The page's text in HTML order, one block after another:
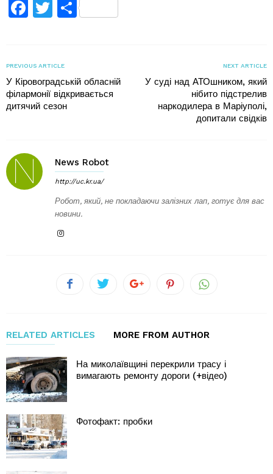
Facebook
TwitterПоділитися
PREVIOUS ARTICLE
У Кіровоградській обласній
філармонії відкривається
дитячий сезон
NEXT ARTICLE
У суді над АТОшником, який
нібито підстрелив
наркодилера в Маріуполі,
допитали свідків
News Robot
http://uc.kr.ua/
Робот, який, не покладаючи залізних лап, готує для вас
новини.
RELATED ARTICLES MORE FROM AUTHOR
На миколаївщині перекрили трасу і
вимагають ремонту дороги (+відео)
Фотофакт: пробки